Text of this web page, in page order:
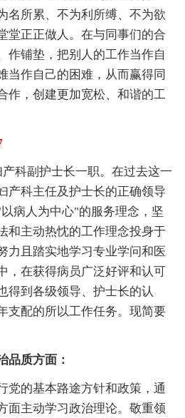
名所累、不为利所缚、不为欲
堂正正做人。在与同事们的合
作铺垫，把别人的工作当作自
当作自己的困难，从而赢得同
作，创建更加宽松、和谐的工
副护士长一职。在过去这一
产科主任及护士长的正确领导
病人为中心"的服务理念，坚
和主动热忱的工作理念投身于
力且踏实地学习专业学问和医
，在获得病员广泛好评和认可
得到各级领导、护士长的认
支配的所以工作任务。现简要
质方面：
的基本路途方针和政策，通
面主动学习政治理论。敬重领